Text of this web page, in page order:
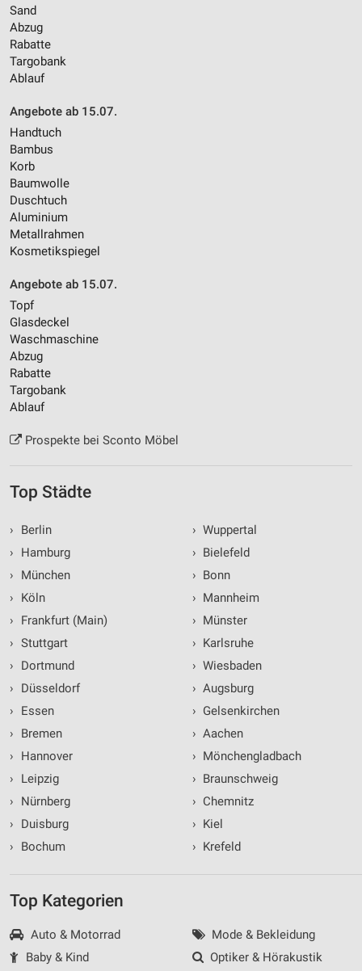
Sand
Abzug
Rabatte
Targobank
Ablauf
Angebote ab 15.07.
Handtuch
Bambus
Korb
Baumwolle
Duschtuch
Aluminium
Metallrahmen
Kosmetikspiegel
Angebote ab 15.07.
Topf
Glasdeckel
Waschmaschine
Abzug
Rabatte
Targobank
Ablauf
Prospekte bei Sconto Möbel
Top Städte
›
Berlin
›
Hamburg
›
München
›
Köln
›
Frankfurt (Main)
› Stuttgart
›
Dortmund
›
Düsseldorf
›
Essen
›
Bremen
›
Hannover
›
Leipzig
›
Nürnberg
›
Duisburg
›
Bochum
› Wuppertal
› Bielefeld
› Bonn
› Mannheim
› Münster
› Karlsruhe
› Wiesbaden
› Augsburg
› Gelsenkirchen
› Aachen
› Mönchengladbach
› Braunschweig
› Chemnitz
› Kiel
› Krefeld
Top Kategorien
Auto & Motorrad
Baby & Kind
Mode & Bekleidung
Optiker & Hörakustik